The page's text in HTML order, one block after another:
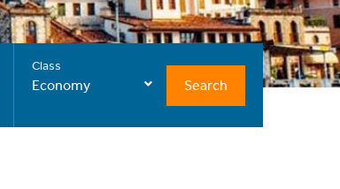
Class
Economy Search